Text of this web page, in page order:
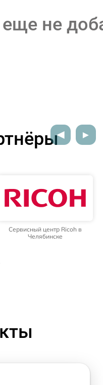
не
Сервисный центр Ricoh в
Челябинске